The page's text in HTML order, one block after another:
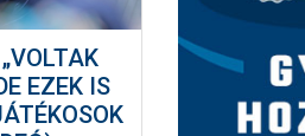
EZEK IS